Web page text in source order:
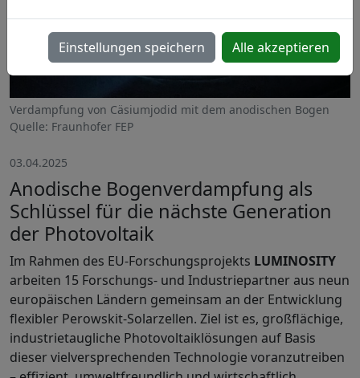
Verdampfung von Cäsiumjodid mit dem anodischen Bogen
Quelle: Fraunhofer FEP
03.04.2025
Anodische Bogenverdampfung als
Schlüssel für die nächste Generation
der Photovoltaik
Im Rahmen des EU-Forschungsprojekts LUMINOSITY
arbeiten 15 Forschungs- und Industriepartner aus neun
europäischen Ländern gemeinsam an der Entwicklung
flexibler Perowskit-Solarzellen. Ziel ist es, großflächige,
industrietaugliche Photovoltaiklösungen auf Basis
dieser vielversprechenden Technologie voranzutreiben
Einstellungen speichern Alle akzeptieren